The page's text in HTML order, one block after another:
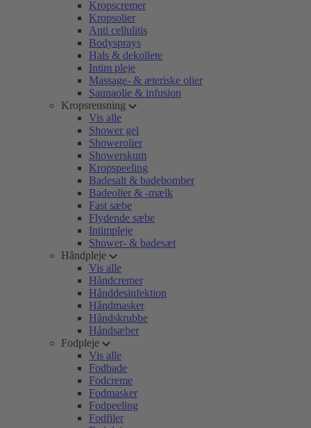
Kropscremer
Kropsolier
Anti cellulitis
Bodysprays
Hals & dekollete
Intim pleje
Massage- & æteriske olier
Saunaolie & infusion
Kropsrensning
Vis alle
Shower gel
Showerolier
Showerskum
Kropspeeling
Badesalt & badebomber
Badeolier & -mælk
Fast sæbe
Flydende sæbe
Intimpleje
Shower- & badesæt
Håndpleje
Vis alle
Håndcremer
Hånddesinfektion
Håndmasker
Håndskrubbe
Håndsæber
Fodpleje
Vis alle
Fodbade
Fodcreme
Fodmasker
Fodpeeling
Fodfiler